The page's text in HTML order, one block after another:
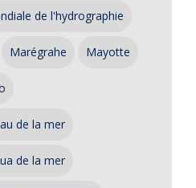
de l'hydrographie
Marégrahe Mayotte
de la mer
de la mer